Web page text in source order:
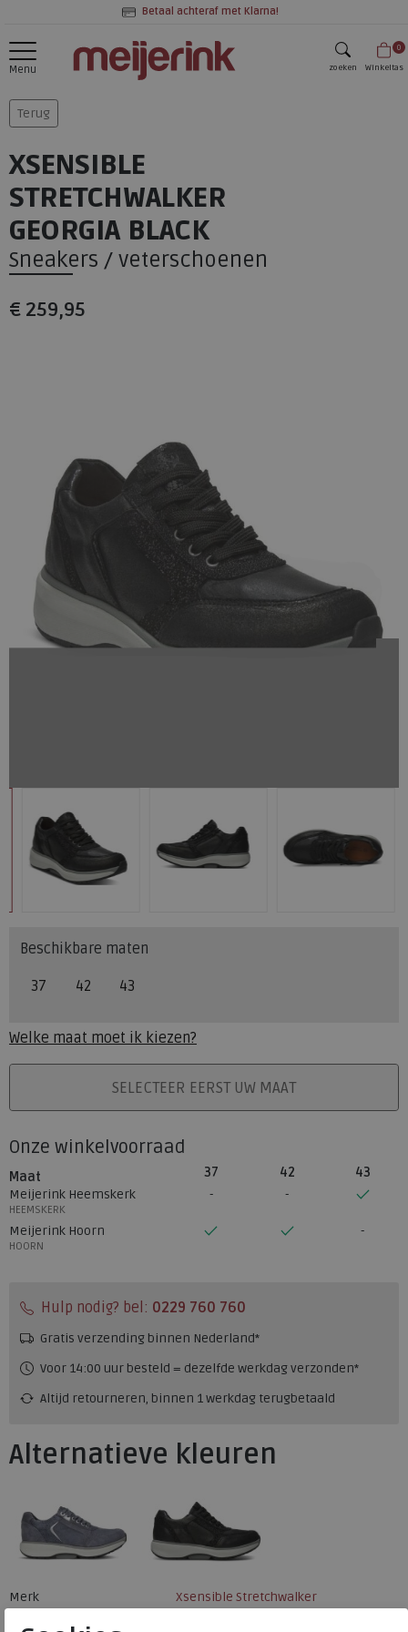
Betaal achteraf met Klarna!
Menu zoeken
0
Winkeltas
Terug
XSENSIBLE
STRETCHWALKER
GEORGIA BLACK
Sneakers / veterschoenen
€ 259,95
Beschikbare maten
37 42 43
Welke maat moet ik kiezen?
PLAATS IN WINKELMANDSELECTEER EERST UW MAAT
Onze winkelvoorraad
Maat 37 42
43
Meijerink Heemskerk
HEEMSKERK
Meijerink Hoorn
HOORN
Hulp nodig? bel: 0229 760 760
Gratis verzending binnen Nederland*
Voor 14:00 uur besteld = dezelfde werkdag verzonden*
Altijd retourneren, binnen 1 werkdag terugbetaald
Alternatieve kleuren
Merk
Xsensible Stretchwalker